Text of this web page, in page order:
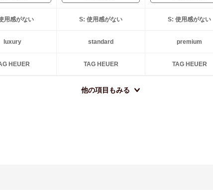
用感がない S: 使用感がない S: 使用感がない
luxury standard premium
HEUER TAG HEUER TAG HEUER
他の項目もみる